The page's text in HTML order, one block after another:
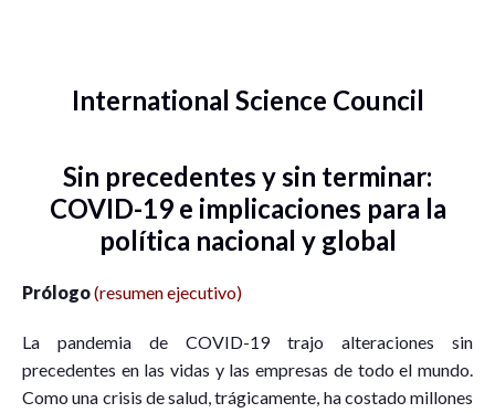
International Science Council
Sin precedentes y sin terminar:
COVID-19 e implicaciones para la
política nacional y global
Prólogo(resumen ejecutivo)
La pandemia de COVID-19 trajo alteraciones sin
precedentes en las vidas y las empresas de todo el mundo.
Como una crisis de salud, trágicamente, ha costado millones